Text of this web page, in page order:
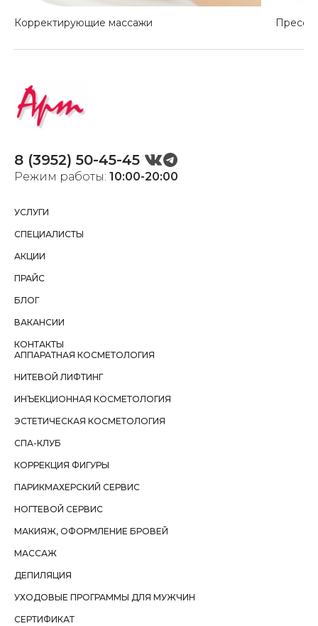
Корректирующие массажи
Режим работы: 10:00-20:00
8 (3952) 50-45-45
УСЛУГИ
СПЕЦИАЛИСТЫ
АКЦИИ
ПРАЙС
БЛОГ
ВАКАНСИИ
КОНТАКТЫ
АППАРАТНАЯ КОСМЕТОЛОГИЯ
НИТЕВОЙ ЛИФТИНГ
ИНЪЕКЦИОННАЯ КОСМЕТОЛОГИЯ
ЭСТЕТИЧЕСКАЯ КОСМЕТОЛОГИЯ
СПА-КЛУБ
КОРРЕКЦИЯ ФИГУРЫ
ПАРИКМАХЕРСКИЙ СЕРВИС
НОГТЕВОЙ СЕРВИС
МАКИЯЖ, ОФОРМЛЕНИЕ БРОВЕЙ
МАССАЖ
ДЕПИЛЯЦИЯ
УХОДОВЫЕ ПРОГРАММЫ ДЛЯ МУЖЧИН
СЕРТИФИКАТ